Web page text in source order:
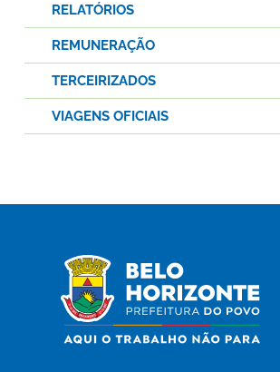
RELATÓRIOS
REMUNERAÇÃO
TERCEIRIZADOS
VIAGENS OFICIAIS